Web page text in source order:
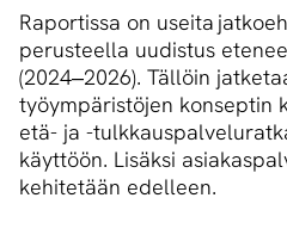
Raportissa on useita
perusteella uudistus
(2024‒2026). Tällöin
työympäristöjen konseptin
etä- ja -
käyttöön. Lisäksi
kehitetään edelleen.